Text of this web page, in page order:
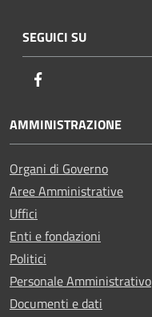
SEGUICI SU
AMMINISTRAZIONE
Organi di Governo
Aree Amministrative
Uffici
Enti e fondazioni
Politici
Personale Amministrativo
Documenti e dati